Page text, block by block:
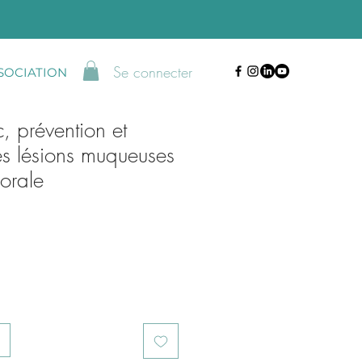
Se connecter
prévention et
lésions muqueuses